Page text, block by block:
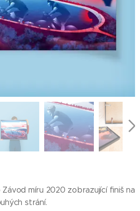
míru 2020 zobrazující finiš na
strání.